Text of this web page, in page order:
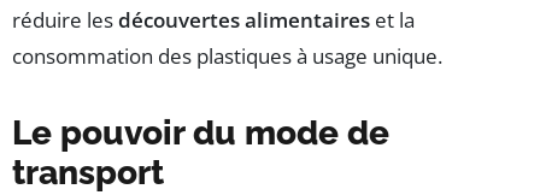
réduire lesdécouvertes alimentaires et la
consommation des plastiques à usage unique.
Le pouvoir du mode de
transport